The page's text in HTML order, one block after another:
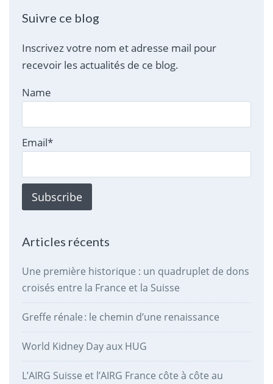
Suivre ce blog
Inscrivez votre nom et adresse mail pour
recevoir les actualités de ce blog.
Name
Email*
Articles récents
Une première historique : un quadruplet de dons
croisés entre la France et la Suisse
Greffe rénale : le chemin d’une renaissance
World Kidney Day aux HUG
L’AIRG Suisse et l’AIRG France côte à côte au